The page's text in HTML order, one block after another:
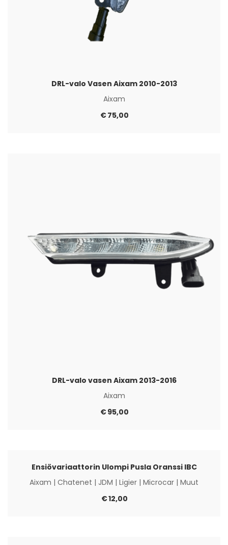
DRL-valo Vasen Aixam 2010-2013
Aixam
€75,00
DRL-valo vasen Aixam 2013-2016
Aixam
€95,00
Ensiövariaattorin Ulompi Pusla Oranssi IBC
Aixam | Chatenet | JDM | Ligier | Microcar | Muut
€12,00